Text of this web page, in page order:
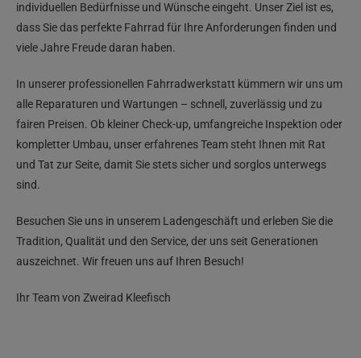
individuellen Bedürfnisse und Wünsche eingeht. Unser Ziel ist es,
dass Sie das perfekte Fahrrad für Ihre Anforderungen finden und
viele Jahre Freude daran haben.
In unserer professionellen Fahrradwerkstatt kümmern wir uns um
alle Reparaturen und Wartungen – schnell, zuverlässig und zu
fairen Preisen. Ob kleiner Check-up, umfangreiche Inspektion oder
kompletter Umbau, unser erfahrenes Team steht Ihnen mit Rat
und Tat zur Seite, damit Sie stets sicher und sorglos unterwegs
sind.
Besuchen Sie uns in unserem Ladengeschäft und erleben Sie die
Tradition, Qualität und den Service, der uns seit Generationen
auszeichnet. Wir freuen uns auf Ihren Besuch!
Ihr Team von Zweirad Kleefisch